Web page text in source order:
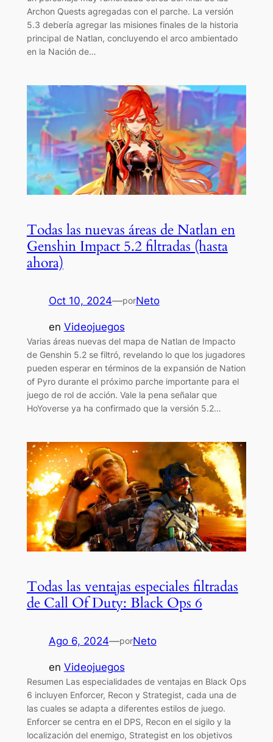
Archon Quests agregadas con el parche. La versión
5.3 debería agregar las misiones finales de la historia
principal de Natlan, concluyendo el arco ambientado
en la Nación de…
Todas las nuevas áreas de Natlan en
Genshin Impact 5.2 filtradas (hasta
ahora)
Oct 10, 2024—porNeto
en Videojuegos
Varias áreas nuevas del mapa de Natlan de Impacto
de Genshin 5.2 se filtró, revelando lo que los jugadores
pueden esperar en términos de la expansión de Nation
of Pyro durante el próximo parche importante para el
juego de rol de acción. Vale la pena señalar que
HoYoverse ya ha confirmado que la versión 5.2…
Todas las ventajas especiales filtradas
de Call Of Duty: Black Ops 6
Ago 6, 2024—porNeto
en Videojuegos
Resumen Las especialidades de ventajas en Black Ops
6 incluyen Enforcer, Recon y Strategist, cada una de
las cuales se adapta a diferentes estilos de juego.
Enforcer se centra en el DPS, Recon en el sigilo y la
localización del enemigo, Strategist en los objetivos